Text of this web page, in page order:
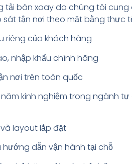
tải bàn xoay do chúng tôi cung
sát tận nơi theo mặt bằng thực
riêng của khách hàng
nhập khẩu chính hãng
nơi trên toàn quốc
kinh nghiệm trong ngành
layout lắp đặt
dẫn vận hành tại chỗ